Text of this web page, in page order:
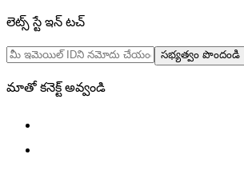
లెట్స్ స్టే ఇన్ టచ్
సభ్యత్వం పొందండి
మాతో కనెక్ట్ అవ్వండి